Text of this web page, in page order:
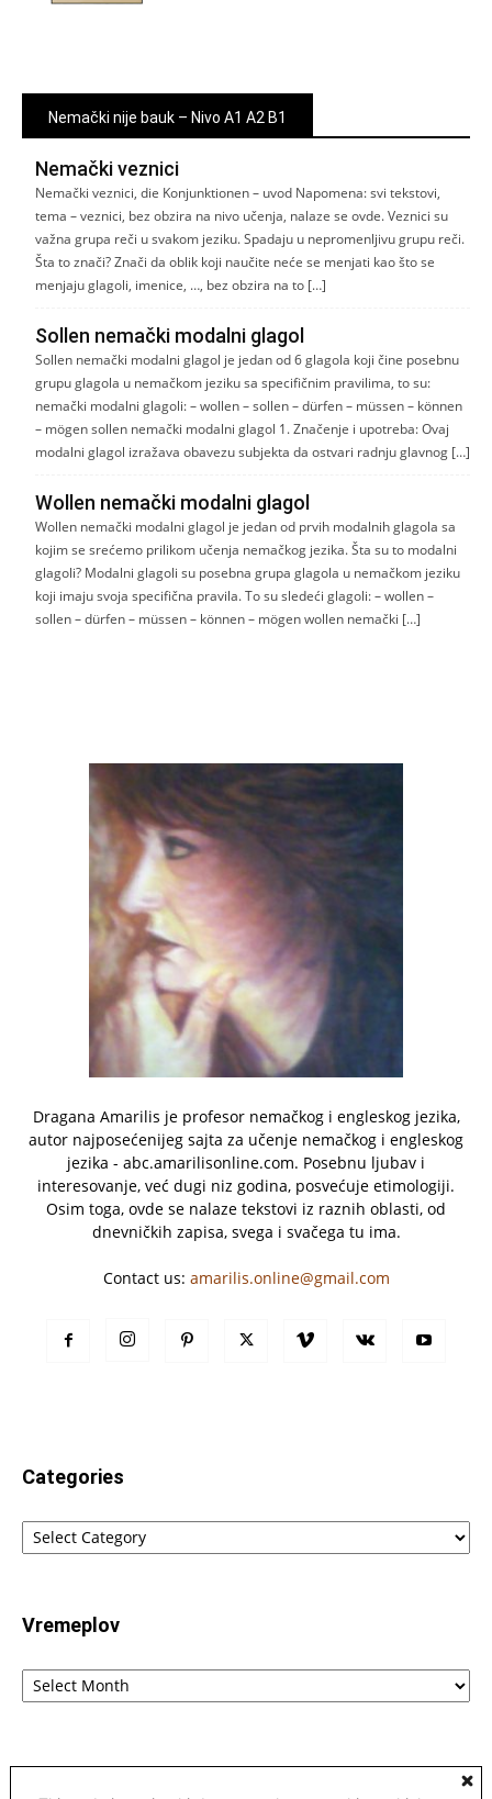
Nemački nije bauk – Nivo A1 A2 B1
Nemački veznici
Nemački veznici, die Konjunktionen – uvod Napomena: svi tekstovi,
tema – veznici, bez obzira na nivo učenja, nalaze se ovde. Veznici su
važna grupa reči u svakom jeziku. Spadaju u nepromenljivu grupu reči.
Šta to znači? Znači da oblik koji naučite neće se menjati kao što se
menjaju glagoli, imenice, …, bez obzira na to […]
Sollen nemački modalni glagol
Sollen nemački modalni glagol je jedan od 6 glagola koji čine posebnu
grupu glagola u nemačkom jeziku sa specifičnim pravilima, to su:
nemački modalni glagoli: – wollen – sollen – dürfen – müssen – können
– mögen sollen nemački modalni glagol 1. Značenje i upotreba: Ovaj
modalni glagol izražava obavezu subjekta da ostvari radnju glavnog […]
Wollen nemački modalni glagol
Wollen nemački modalni glagol je jedan od prvih modalnih glagola sa
kojim se srećemo prilikom učenja nemačkog jezika. Šta su to modalni
glagoli? Modalni glagoli su posebna grupa glagola u nemačkom jeziku
koji imaju svoja specifična pravila. To su sledeći glagoli: – wollen –
sollen – dürfen – müssen – können – mögen wollen nemački […]
Dragana Amarilis je profesor nemačkog i engleskog jezika,
autor najposećenijeg sajta za učenje nemačkog i engleskog
jezika - abc.amarilisonline.com. Posebnu ljubav i
interesovanje, već dugi niz godina, posvećuje etimologiji.
Osim toga, ovde se nalaze tekstovi iz raznih oblasti, od
dnevničkih zapisa, svega i svačega tu ima.
Contact us: amarilis.online@gmail.com
Categories
Categories
Vremeplov
Vremeplov